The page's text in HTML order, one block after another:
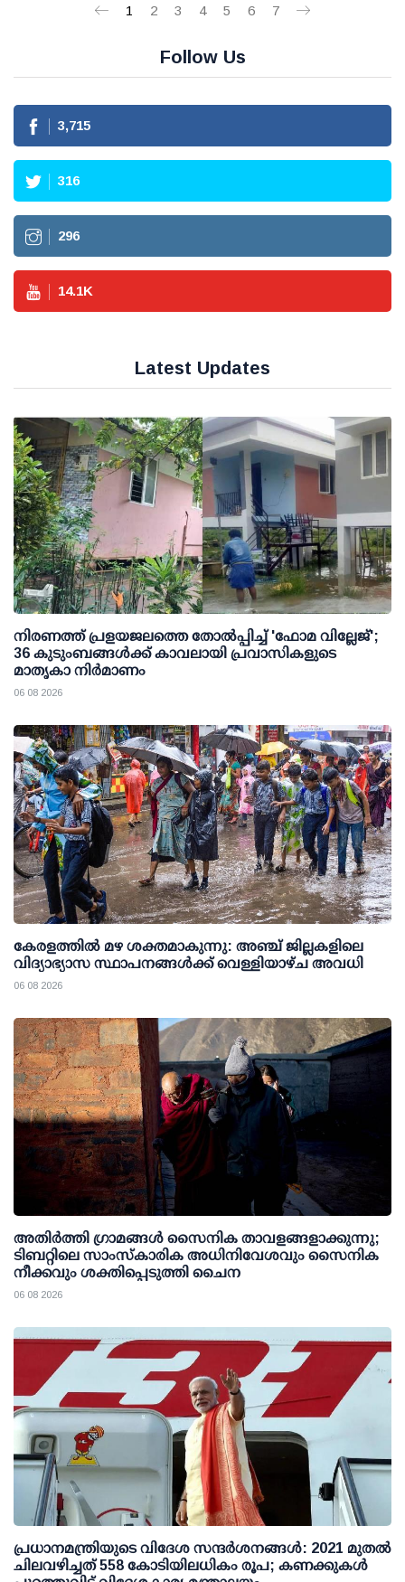
1 2 3 4 5 6 7
Follow Us
3,715
316
296
14.1K
Latest Updates
നിരണത്ത് പ്രളയജലത്തെ തോല്‍പ്പിച്ച് 'ഫോമ വില്ലേജ്';
36 കുടുംബങ്ങള്‍ക്ക് കാവലായി പ്രവാസികളുടെ
മാതൃകാ നിര്‍മാണം
06 08 2026
കേരളത്തില്‍ മഴ ശക്തമാകുന്നു: അഞ്ച് ജില്ലകളിലെ
വിദ്യാഭ്യാസ സ്ഥാപനങ്ങള്‍ക്ക് വെള്ളിയാഴ്ച അവധി
06 08 2026
അതിര്‍ത്തി ഗ്രാമങ്ങള്‍ സൈനിക താവളങ്ങളാക്കുന്നു;
ടിബറ്റിലെ സാംസ്‌കാരിക അധിനിവേശവും സൈനിക
നീക്കവും ശക്തിപ്പെടുത്തി ചൈന
06 08 2026
പ്രധാനമന്ത്രിയുടെ വിദേശ സന്ദർശനങ്ങൾ: 2021 മുതൽ
ചിലവഴിച്ചത് 558 കോടിയിലധികം രൂപ; കണക്കുകൾ